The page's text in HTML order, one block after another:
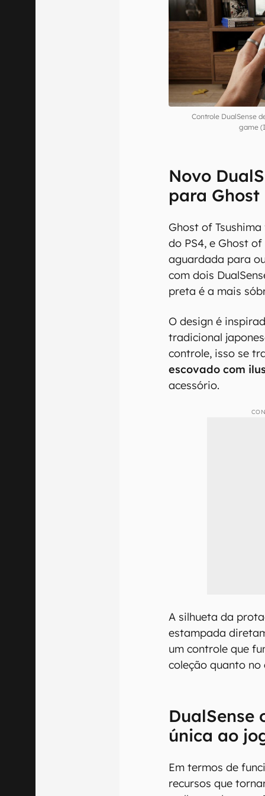
Controle DualSense
game
Novo
para Ghost
Ghost of
do PS4, e Ghost
aguardada para
com dois
preta é a mais
O design é
tradicional
controle, isso se
escovado com
acessório.
A silhueta da
estampada
um controle que
coleção quanto
DualSense
única ao
Em termos de
recursos que